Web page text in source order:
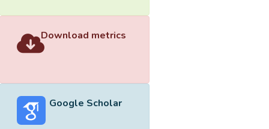
Download metrics
Google Scholar